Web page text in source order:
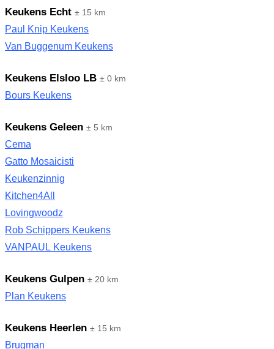
Keukens Echt ± 15 km
Paul Knip Keukens
Van Buggenum Keukens
Keukens Elsloo LB ± 0 km
Bours Keukens
Keukens Geleen ± 5 km
Cema
Gatto Mosaicisti
Keukenzinnig
Kitchen4All
Lovingwoodz
Rob Schippers Keukens
VANPAUL Keukens
Keukens Gulpen ± 20 km
Plan Keukens
Keukens Heerlen ± 15 km
Brugman